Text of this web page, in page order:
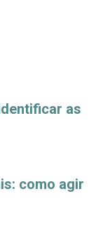
as
como agir